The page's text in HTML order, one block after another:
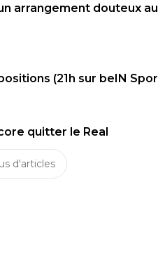
arrangement douteux au
(21h sur beIN
quitter le Real
d'articles